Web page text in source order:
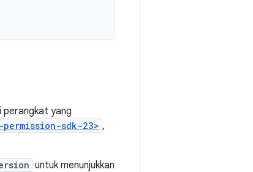
perangkat yang
permission-sdk-23> ,
untuk menunjukkan